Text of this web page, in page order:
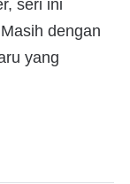
seri ini
dengan
yang